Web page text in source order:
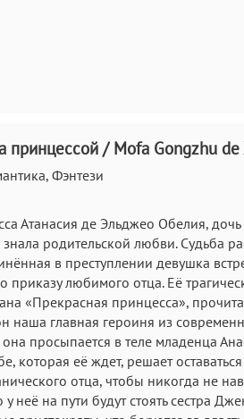
принцессой / Mofa Gongzhu de
Фэнтези
Атанасия де Эльджео Обелия,
знала родительской любви. Судьба
в преступлении девушка
приказу любимого отца. Её
«Прекрасная принцесса»,
наша главная героиня из
просыпается в теле младенца
которая её ждет, решает
отца, чтобы никогда не
у неё на пути будут стоять сестра